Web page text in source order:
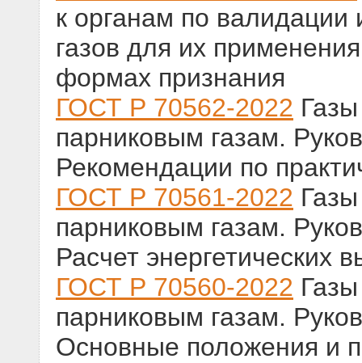
к органам по
газов для их
формах признания
ГОСТ Р 70562-2022
парниковым газам.
Рекомендации по
ГОСТ Р 70561-2022
парниковым газам.
Расчет энергетических
ГОСТ Р 70560-2022
парниковым газам.
Основные положения и